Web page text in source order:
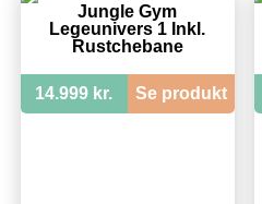
Jungle Gym
Legeunivers 1 Inkl.
Rustchebane
14.999 kr. Se produkt